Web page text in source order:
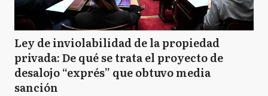
Ley de inviolabilidad de la propiedad
privada: De qué se trata el proyecto de
desalojo “exprés” que obtuvo media
sanción